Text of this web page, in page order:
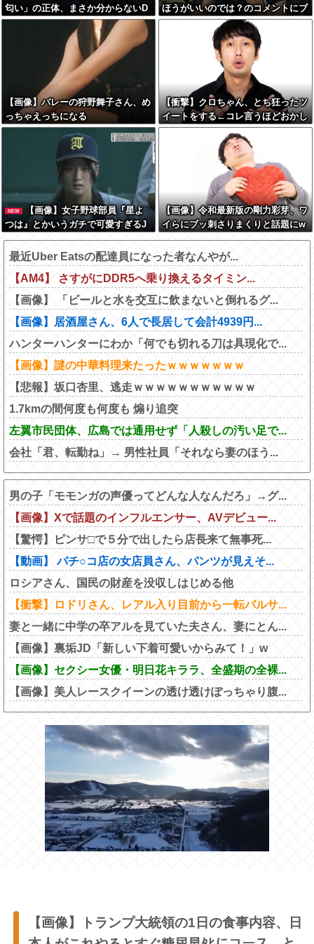
匂い」の正体、まさか分からないD
Tなんておらんよな？よな？w w w
w w w w w w w w
ほうがいいのでは？のコメントにブ
チギレ
【画像】バレーの狩野舞子さん、め
っちゃえっちになる
【衝撃】クロちゃん、とち狂ったツ
イートをする←コレ言うほどおかし
いか？？？？？？
NEW
【画像】女子野球部員『星よ
つは』とかいうガチで可愛すぎるJ
Kwww
【画像】令和最新版の剛力彩芽、ワ
イらにブッ刺さりまくりと話題にw
w w w w w w w w w w w w
最近Uber Eatsの配達員になった者なんやが...
【AM4】 さすがにDDR5へ乗り換えるタイミン...
【画像】 「ビールと水を交互に飲まないと倒れるグ...
【画像】居酒屋さん、6人で長居して会計4939円...
ハンターハンターにわか「何でも切れる刀は具現化で...
【画像】謎の中華料理来たったｗｗｗｗｗｗｗ
【悲報】坂口杏里、逃走ｗｗｗｗｗｗｗｗｗｗｗ
1.7kmの間何度も何度も 煽り追突
左翼市民団体、広島では通用せず「人殺しの汚い足で...
会社「君、転勤ね」→ 男性社員「それなら妻のほう...
男の子「モモンガの声優ってどんな人なんだろ」→グ...
【画像】Xで話題のインフルエンサー、AVデビュー...
【驚愕】ピンサ□で５分で出したら店長来て無事死...
【動画】 パチ○コ店の女店員さん、パンツが見えそ...
ロシアさん、国民の財産を没収しはじめる他
【衝撃】ロドリさん、レアル入り目前から一転バルサ...
妻と一緒に中学の卒アルを見ていた夫さん、妻にとん...
【画像】裏垢JD「新しい下着可愛いからみて！」w
【画像】セクシー女優・明日花キララ、全盛期の全裸...
【画像】美人レースクイーンの透け透けぽっちゃり腹...
【画像】トランプ大統領の1日の食事内容、日